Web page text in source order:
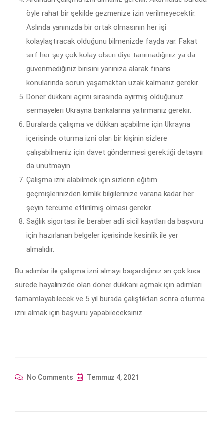
öyle rahat bir şekilde gezmenize izin verilmeyecektir.
Aslında yanınızda bir ortak olmasının her işi
kolaylaştıracak olduğunu bilmenizde fayda var. Fakat
sırf her şey çok kolay olsun diye tanımadığınız ya da
güvenmediğiniz birisini yanınıza alarak finans
konularında sorun yaşamaktan uzak kalmanız gerekir.
Döner dükkanı açımı sırasında ayırmış olduğunuz
sermayeleri Ukrayna bankalarına yatırmanız gerekir.
Buralarda çalışma ve dükkan açabilme için Ukrayna
içerisinde oturma izni olan bir kişinin sizlere
çalışabilmeniz için davet göndermesi gerektiği detayını
da unutmayın.
Çalışma izni alabilmek için sizlerin eğitim
geçmişlerinizden kimlik bilgilerinize varana kadar her
şeyin tercüme ettirilmiş olması gerekir.
Sağlık sigortası ile beraber adli sicil kayıtları da başvuru
için hazırlanan belgeler içerisinde kesinlik ile yer
almalıdır.
Bu adımlar ile çalışma izni almayı başardığınız an çok kısa
sürede hayalinizde olan döner dükkanı açmak için adımları
tamamlayabilecek ve 5 yıl burada çalıştıktan sonra oturma
izni almak için başvuru yapabileceksiniz.
No Comments Temmuz 4, 2021